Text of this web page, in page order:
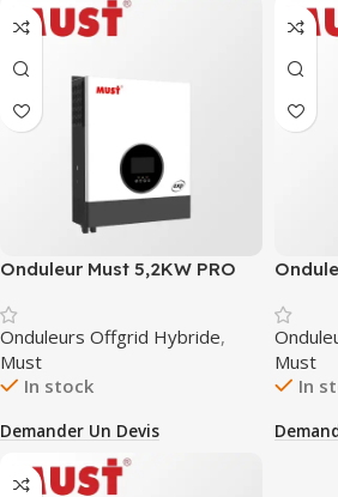
Onduleur Must 5,2KW PRO
Onduleurs Offgrid Hybride,
Must
In stock
Demander Un Devis
Must
In